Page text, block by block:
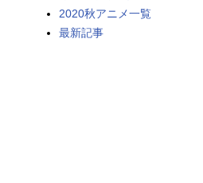
2020秋アニメ一覧
最新記事